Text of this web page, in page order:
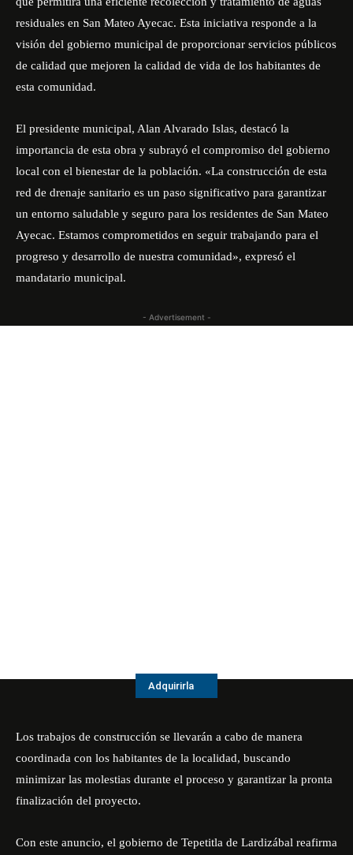
residuales en San Mateo Ayecac. Esta iniciativa responde a la
visión del gobierno municipal de proporcionar servicios públicos
de calidad que mejoren la calidad de vida de los habitantes de
esta comunidad.
El presidente municipal, Alan Alvarado Islas, destacó la
importancia de esta obra y subrayó el compromiso del gobierno
local con el bienestar de la población. «La construcción de esta
red de drenaje sanitario es un paso significativo para garantizar
un entorno saludable y seguro para los residentes de San Mateo
Ayecac. Estamos comprometidos en seguir trabajando para el
progreso y desarrollo de nuestra comunidad», expresó el
mandatario municipal.
- Advertisement -
Adquirirla
Los trabajos de construcción se llevarán a cabo de manera
coordinada con los habitantes de la localidad, buscando
minimizar las molestias durante el proceso y garantizar la pronta
finalización del proyecto.
Con este anuncio, el gobierno de Tepetitla de Lardizábal reafirma